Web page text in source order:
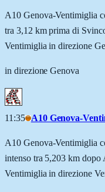
A10 Genova-Ventimiglia
tra 3,12 km prima di
Ventimiglia in direzione
in direzione Genova
11:35 A10 Genova-
A10 Genova-Ventimiglia
intenso tra 5,203 km
Ventimiglia in direzione